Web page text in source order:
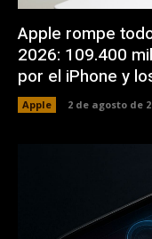
Apple rompe
2026: 109.400
por el iPhone y
Apple 2 de agosto de